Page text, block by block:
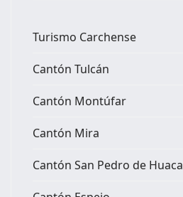
Turismo Carchense
Cantón Tulcán
Cantón Montúfar
Cantón Mira
Cantón San Pedro de Huaca